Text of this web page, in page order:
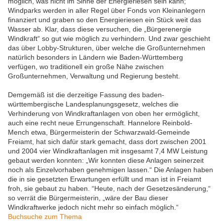
Windparks werden in aller Regel über Fonds von Kleinanlegern
finanziert und graben so den Energieriesen ein Stück weit das
Wasser ab. Klar, dass diese versuchen, die „Bürgerenergie
Windkraft“ so gut wie möglich zu verhindern. Und zwar geschieht
das über Lobby-Strukturen, über welche die Großunternehmen
natürlich besonders in Ländern wie Baden-Württemberg
verfügen, wo traditionell ein große Nähe zwischen
Großunternehmen, Verwaltung und Regierung besteht.
Demgemäß ist die derzeitige Fassung des baden-
württembergische Landesplanungsgesetz, welches die
Verhinderung von Windkraftanlagen von oben her ermöglicht,
auch eine recht neue Errungenschaft. Hannelore Reinbold-
Mench etwa, Bürgermeisterin der Schwarzwald-Gemeinde
Freiamt, hat sich dafür stark gemacht, dass dort zwischen 2001
und 2004 vier Windkraftanlagen mit insgesamt 7,4 MW Leistung
gebaut werden konnten: „Wir konnten diese Anlagen seinerzeit
noch als Einzelvorhaben genehmigen lassen.“ Die Anlagen haben
die in sie gesetzten Erwartungen erfüllt und man ist in Freiamt
froh, sie gebaut zu haben. “Heute, nach der Gesetzesänderung,“
so verrät die Bürgermeisterin, „wäre der Bau dieser
Windkraftwerke jedoch nicht mehr so einfach möglich.“
Buchsuche zum Thema